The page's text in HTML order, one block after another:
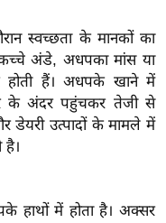
स्वच्छता के मानकों का
कच्चे अंडे, अधपका मांस या
होती हैं। अधपके खाने में
के अंदर पहुंचकर तेजी से
उत्पादों के मामले में
है।
हाथों में होता है। अक्सर